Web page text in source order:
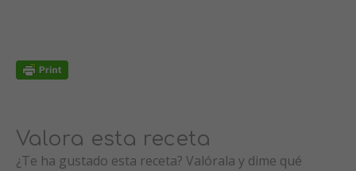
Valora esta receta
¿Te ha gustado esta receta? Valórala y dime qué